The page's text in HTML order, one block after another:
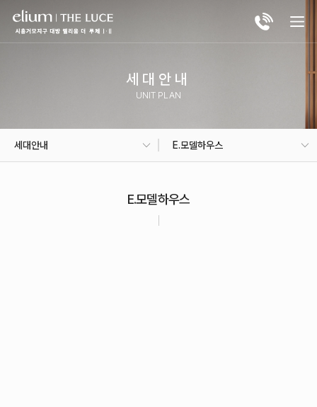
세대안내
UNIT PLAN
세대안내 E.모델하우스
E.모델하우스